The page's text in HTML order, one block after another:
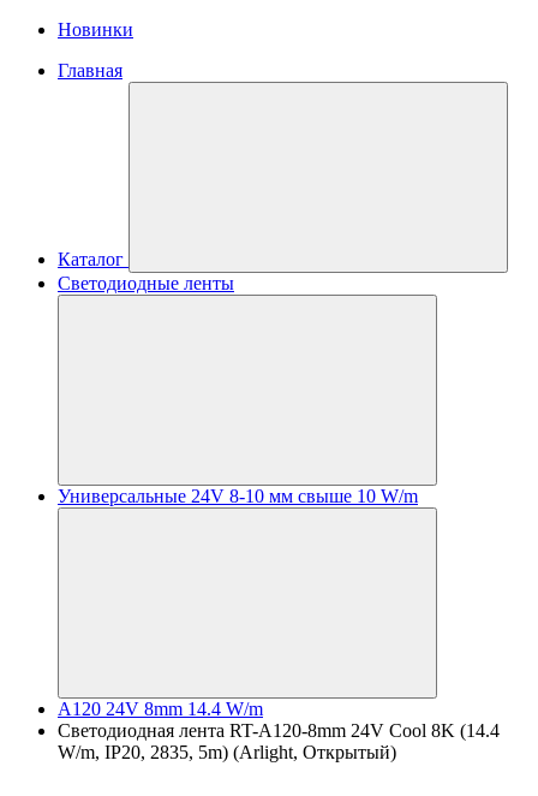
Новинки
Главная
Каталог
Светодиодные ленты
Универсальные 24V 8-10 мм свыше 10 W/m
A120 24V 8mm 14.4 W/m
Светодиодная лента RT-A120-8mm 24V Cool 8K (14.4
W/m, IP20, 2835, 5m) (Arlight, Открытый)